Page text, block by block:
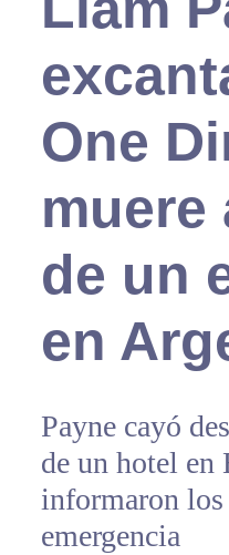
One
muere
de un
en
Payne cayó
de un hotel en
informaron
emergencia